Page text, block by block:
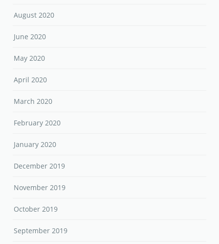
August 2020
June 2020
May 2020
April 2020
March 2020
February 2020
January 2020
December 2019
November 2019
October 2019
September 2019